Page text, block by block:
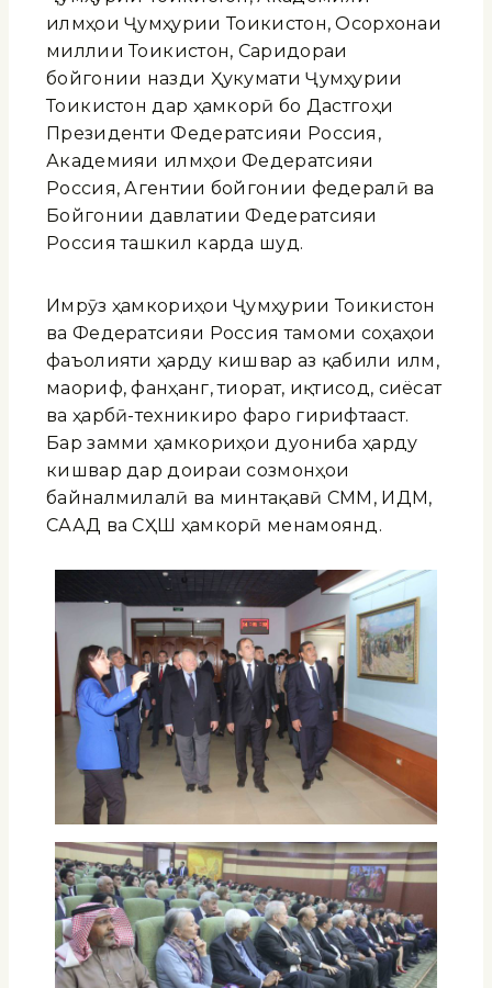
илмҳои Ҷумҳурии Тоҷикистон, Осорхонаи
миллии Тоҷикистон, Саридораи
бойгонии назди Ҳукумати Ҷумҳурии
Тоҷикистон дар ҳамкорӣ бо Дастгоҳи
Президенти Федератсияи Россия,
Академияи илмҳои Федератсияи
Россия, Агентии бойгонии федералӣ ва
Бойгонии давлатии Федератсияи
Россия ташкил карда шуд.
Имрӯз ҳамкориҳои Ҷумҳурии Тоҷикистон
ва Федератсияи Россия тамоми соҳаҳои
фаъолияти ҳарду кишвар аз қабили илм,
маориф, фанҳанг, тиҷорат, иқтисод, сиёсат
ва ҳарбӣ-техникиро фаро гирифтааст.
Бар замми ҳамкориҳои дуҷониба ҳарду
кишвар дар доираи созмонҳои
байналмилалӣ ва минтақавӣ СММ, ИДМ,
СААД ва СҲШ ҳамкорӣ менамоянд.